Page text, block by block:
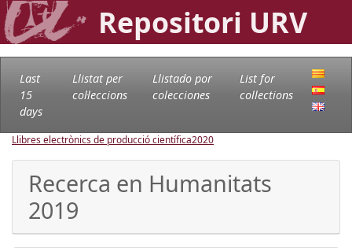
Repositori URV
Last
15
days
Llistat per
col·leccions
Llistado por
colecciones
List for
collections
Llibres electrònics de producció científica2020
Recerca en Humanitats
2019